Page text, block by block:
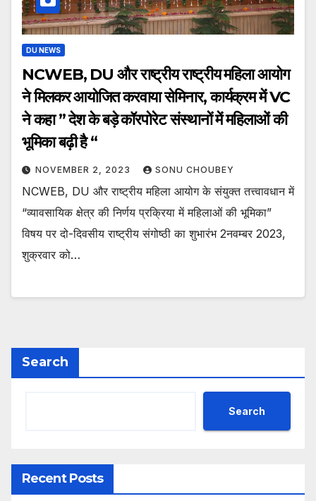
DU NEWS
NCWEB, DU और राष्ट्रीय राष्ट्रीय महिला आयोग
ने मिलकर आयोजित करवाया सेमिनार, कार्यक्रम में VC
ने कहा ” देश के बड़े कॉरपोरेट संस्थानों में महिलाओं की
भूमिका बढ़ी है “
NOVEMBER 2, 2023 SONU CHOUBEY
NCWEB, DU और राष्ट्रीय महिला आयोग के संयुक्त तत्त्वावधान में
“व्यावसायिक क्षेत्र की निर्णय प्रक्रिया में महिलाओं की भूमिका”
विषय पर दो-दिवसीय राष्ट्रीय संगोष्ठी का शुभारंभ 2नवम्बर 2023,
शुक्रवार को…
Search
Search
Recent Posts